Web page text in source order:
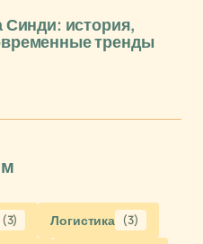
Синди: история,
тренды
(3) Логистика (3)